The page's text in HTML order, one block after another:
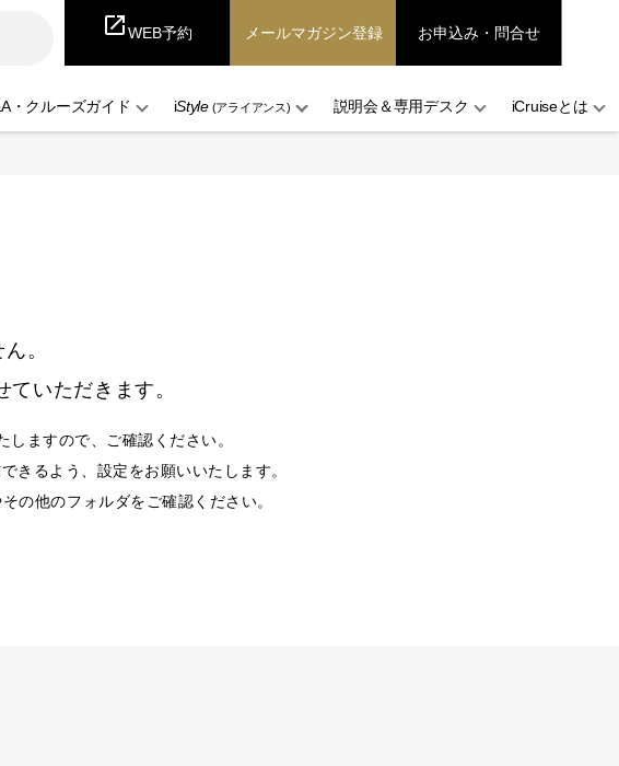
open_in_newWEB予約 メールマガジン登録 お申込み・問合せ
・クルーズガイド iStyle(アライアンス) 説明会＆専用デスク iCruiseとは
。
いただきます。
ますので、ご確認ください。
きるよう、設定をお願いいたします。
の他のフォルダをご確認ください。